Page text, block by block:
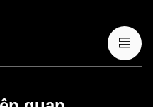
crypto/tài sản kỹ thuật số,
mức độ rủi ro cao và có thể
cẩn thận xem việc
hay không. Vui lòng